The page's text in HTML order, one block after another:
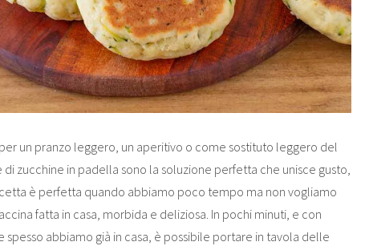
un pranzo leggero, un aperitivo o come sostituto leggero del
di zucchine in padella sono la soluzione perfetta che unisce gusto,
è perfetta quando abbiamo poco tempo ma non vogliamo
fatta in casa, morbida e deliziosa. In pochi minuti, e con
abbiamo già in casa, è possibile portare in tavola delle